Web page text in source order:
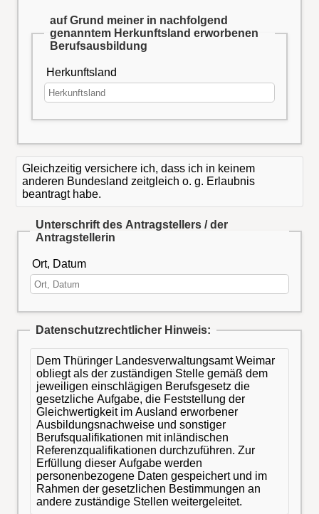
auf Grund meiner in nachfolgend
genanntem Herkunftsland erworbenen
Berufsausbildung
Herkunftsland
Gleichzeitig versichere ich, dass ich in keinem
anderen Bundesland zeitgleich o. g. Erlaubnis
beantragt habe.
Unterschrift des Antragstellers / der
Antragstellerin
Ort, Datum
Datenschutzrechtlicher Hinweis:
Dem Thüringer Landesverwaltungsamt Weimar
obliegt als der zuständigen Stelle gemäß dem
jeweiligen einschlägigen Berufsgesetz die
gesetzliche Aufgabe, die Feststellung der
Gleichwertigkeit im Ausland erworbener
Ausbildungsnachweise und sonstiger
Berufsqualifikationen mit inländischen
Referenzqualifikationen durchzuführen. Zur
Erfüllung dieser Aufgabe werden
personenbezogene Daten gespeichert und im
Rahmen der gesetzlichen Bestimmungen an
andere zuständige Stellen weitergeleitet.